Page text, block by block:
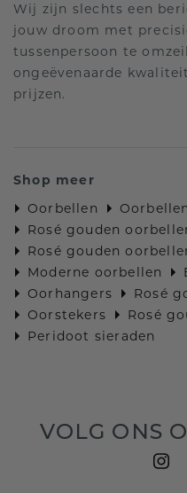
Wij zijn slechts een
jouw droom met
tussenpersoon te
ongeëvenaarde
prijzen.
Shop meer
Oorbellen
Rosé gouden
Rosé gouden
Moderne oorbellen
Oorhangers
Rosé
Oorstekers
Rosé
Peridoot sieraden
VOLG ONS